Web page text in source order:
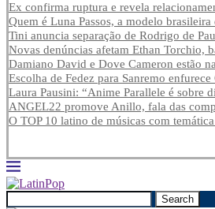
Ex confirma ruptura e revela
Quem é Luna Passos, a modelo
Tini anuncia separação de Rodrigo de
Novas denúncias afetam Ethan Torchio,
Damiano David e Dove Cameron estão
Escolha de Fedez para Sanremo
Laura Pausini: “Anime Parallele é sobre
ANGEL22 promove Anillo, fala das
O TOP 10 latino de músicas com
Search